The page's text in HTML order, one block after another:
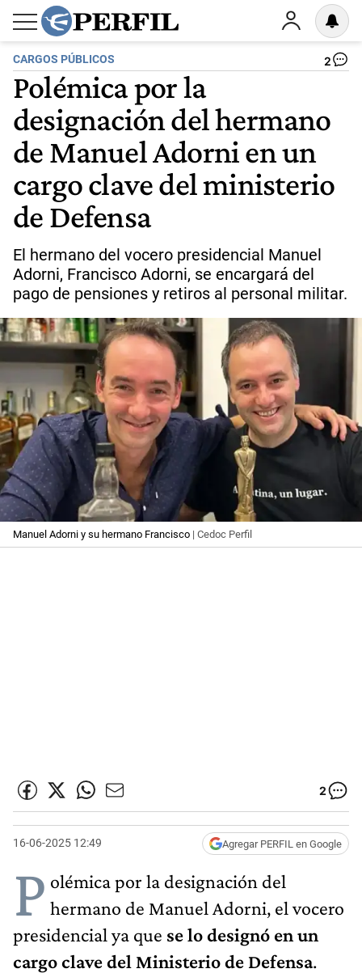
CARGOS PÚBLICOS 2
Polémica por la
designación del hermano
de Manuel Adorni en un
cargo clave del ministerio
de Defensa
El hermano del vocero presidencial Manuel
Adorni, Francisco Adorni, se encargará del
pago de pensiones y retiros al personal militar.
Manuel Adorni y su hermano Francisco | Cedoc Perfil
2
16-06-2025 12:49 Agregar PERFIL en Google
P olémica por la designación del
hermano de Manuel Adorni, el vocero
presidencial ya que se lo designó en un
cargo clave del Ministerio de Defensa.